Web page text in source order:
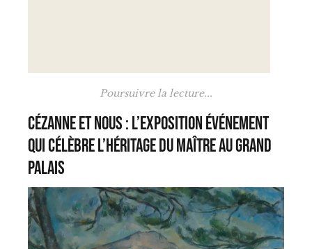
Poursuivre la lecture...
Cézanne et nous : l’exposition événement
qui célèbre l’héritage du maître au Grand
Palais